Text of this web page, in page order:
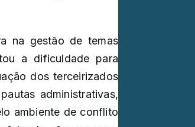
na gestão de temas
a dificuldade para
dos terceirizados
administrativas,
ambiente de conflito